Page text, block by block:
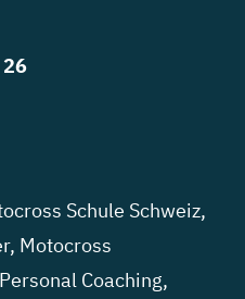
Schule Schweiz,
, Motocross
Coaching,